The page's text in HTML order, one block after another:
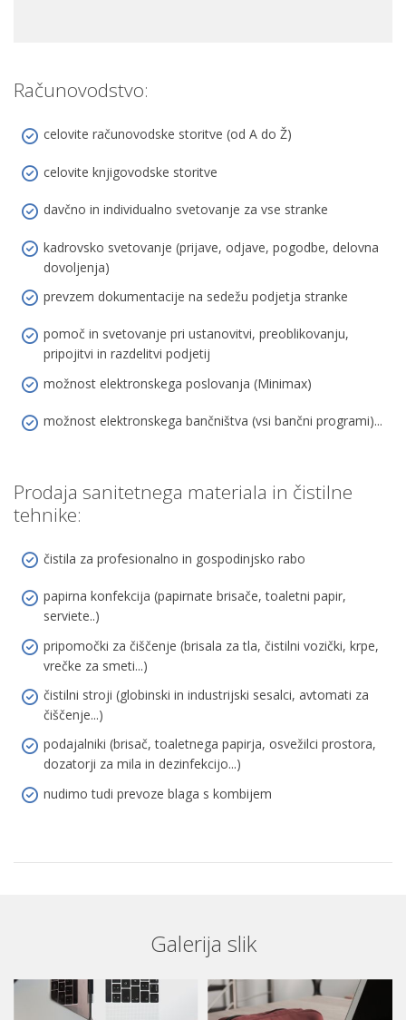
Računovodstvo:
celovite računovodske storitve (od A do Ž)
celovite knjigovodske storitve
davčno in individualno svetovanje za vse stranke
kadrovsko svetovanje (prijave, odjave, pogodbe, delovna
dovoljenja)
prevzem dokumentacije na sedežu podjetja stranke
pomoč in svetovanje pri ustanovitvi, preoblikovanju,
pripojitvi in razdelitvi podjetij
možnost elektronskega poslovanja (Minimax)
možnost elektronskega bančništva (vsi bančni programi)...
Prodaja sanitetnega materiala in čistilne
tehnike:
čistila za profesionalno in gospodinjsko rabo
papirna konfekcija (papirnate brisače, toaletni papir,
serviete..)
pripomočki za čiščenje (brisala za tla, čistilni vozički, krpe,
vrečke za smeti...)
čistilni stroji (globinski in industrijski sesalci, avtomati za
čiščenje...)
podajalniki (brisač, toaletnega papirja, osvežilci prostora,
dozatorji za mila in dezinfekcijo...)
nudimo tudi prevoze blaga s kombijem
Galerija slik